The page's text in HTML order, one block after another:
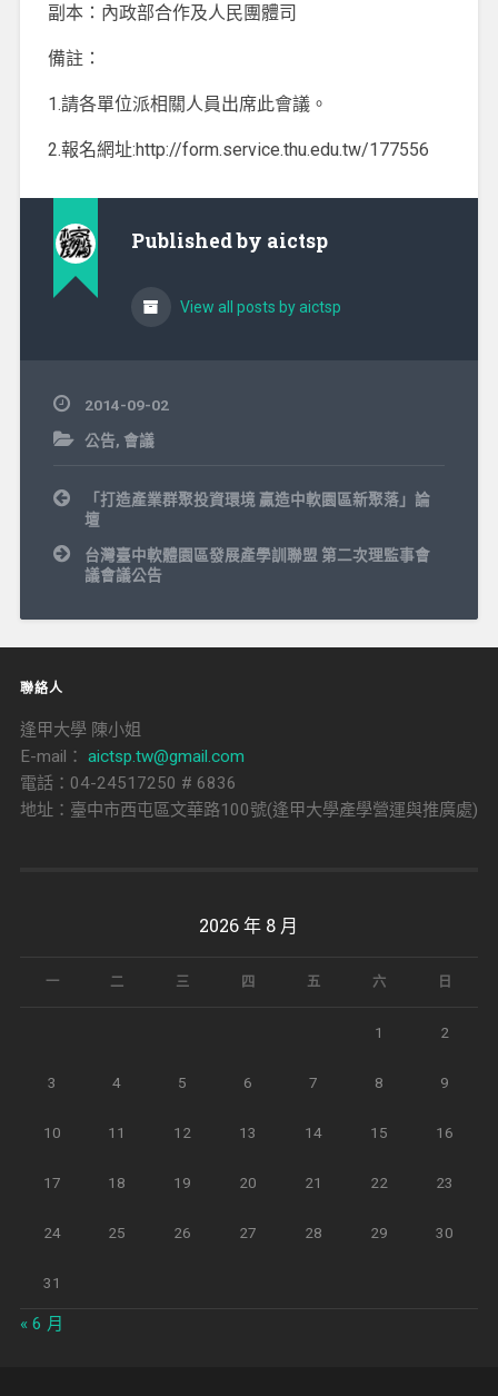
副本：內政部合作及人民團體司
備註：
1.請各單位派相關人員出席此會議。
2.報名網址:http://form.service.thu.edu.tw/177556
Published by aictsp
View all posts by aictsp
2014-09-02
公告, 會議
文
章
覽
「打造產業群聚投資環境 贏造中軟園區新聚落」論
壇
台灣臺中軟體園區發展產學訓聯盟 第二次理監事會
議會議公告
聯絡人
逢甲大學 陳小姐
E-mail： aictsp.tw@gmail.com
電話：04-24517250 # 6836
地址：臺中市西屯區文華路100號(逢甲大學產學營運與推廣處)
2026 年 8 月
一 二 三 四 五 六 日
1 2
3 4 5 6 7 8 9
10 11 12 13 14 15 16
17 18 19 20 21 22 23
24 25 26 27 28 29 30
31
« 6 月